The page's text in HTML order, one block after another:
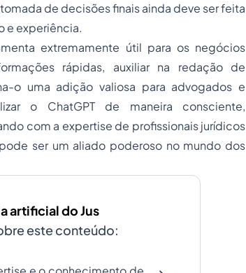
de decisões finais ainda deve ser feita
e experiência.
extremamente útil para os negócios
rápidas, auxiliar na redação de
o uma adição valiosa para advogados e
o ChatGPT de maneira consciente,
com a expertise de profissionais jurídicos
ser um aliado poderoso no mundo dos
artificial do Jus
este conteúdo: